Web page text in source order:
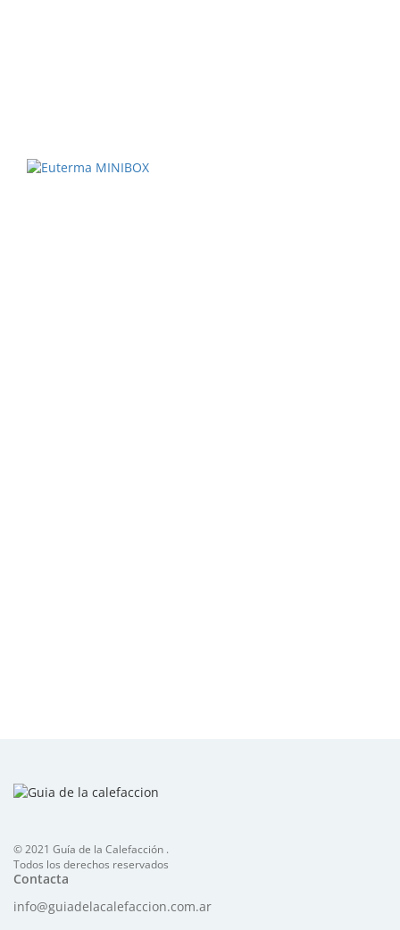
© 2021 Guía de la Calefacción .
Todos los derechos reservados
Contacta
info@guiadelacalefaccion.com.ar